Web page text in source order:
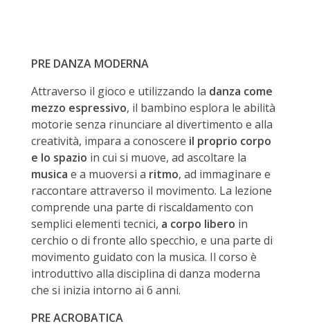
PRE DANZA MODERNA
Attraverso il gioco e utilizzando la danza come
mezzo espressivo, il bambino esplora le abilità
motorie senza rinunciare al divertimento e alla
creatività, impara a conoscere il proprio corpo
e lo spazio in cui si muove, ad ascoltare la
musica e a muoversi a ritmo, ad immaginare e
raccontare attraverso il movimento. La lezione
comprende una parte di riscaldamento con
semplici elementi tecnici, a corpo libero in
cerchio o di fronte allo specchio, e una parte di
movimento guidato con la musica. Il corso è
introduttivo alla disciplina di danza moderna
che si inizia intorno ai 6 anni.
PRE ACROBATICA